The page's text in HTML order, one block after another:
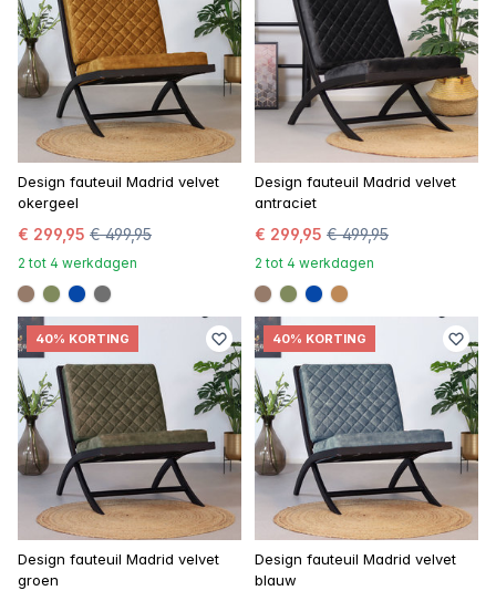
Design fauteuil Madrid velvet
okergeel
€ 299,95 € 499,95
2 tot 4 werkdagen
#967b6a
#808a5d
#0648a8
#707070
Design fauteuil Madrid velvet
antraciet
€ 299,95 € 499,95
2 tot 4 werkdagen
#967b6a
#808a5d
#0648a8
#be8957
40% KORTING
Design fauteuil Madrid velvet
groen
40% KORTING
Design fauteuil Madrid velvet
blauw